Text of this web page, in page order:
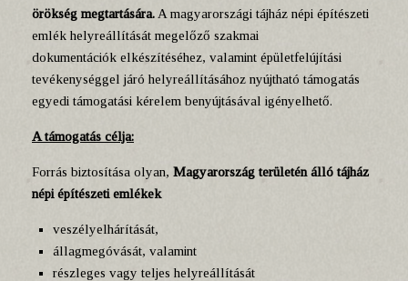
örökség megtartására. A magyarországi tájház népi építészeti
emlék helyreállítását megelőző szakmai
dokumentációk elkészítéséhez, valamint épületfelújítási
tevékenységgel járó helyreállításához nyújtható támogatás
egyedi támogatási kérelem benyújtásával igényelhető.
A támogatás célja:
Forrás biztosítása olyan, Magyarország területén álló tájház
népi építészeti emlékek
veszélyelhárítását,
állagmegóvását, valamint
részleges vagy teljes helyreállítását